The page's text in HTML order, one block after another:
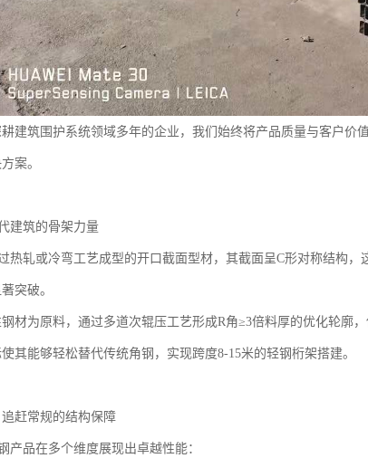
建筑围护系统领域多年的企业，我们始终将产品质量与客户价
案。
建筑的骨架力量
热轧或冷弯工艺成型的开口截面型材，其截面呈C形对称结构
突破。
材为原料，通过多道次辊压工艺形成R角≥3倍料厚的优化轮廓
其能够轻松替代传统角钢，实现跨度8-15米的轻钢桁架搭建。
赶常规的结构保障
产品在多个维度展现出卓越性能：